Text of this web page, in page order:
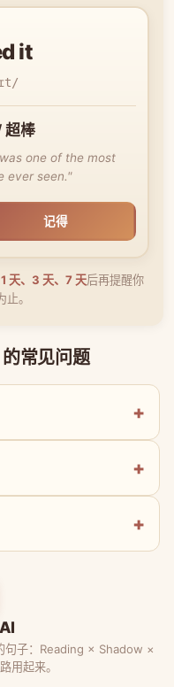
it
超棒
one of the most
ever seen."
记得
1 天、3 天、7 天后再提醒你
。
的常见问题
句子：Reading × Shadow ×
用起来。